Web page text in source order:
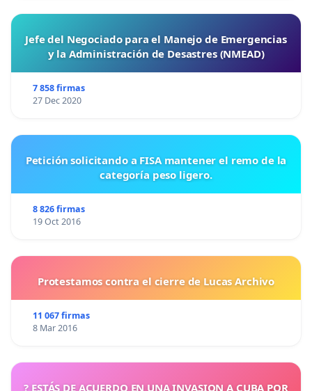
Jefe del Negociado para el Manejo de Emergencias
y la Administración de Desastres (NMEAD)
7 858 firmas
27 Dec 2020
Petición solicitando a FISA mantener el remo de la
categoría peso ligero.
8 826 firmas
19 Oct 2016
Protestamos contra el cierre de Lucas Archivo
11 067 firmas
8 Mar 2016
? ESTÁS DE ACUERDO EN UNA INVASION A CUBA POR